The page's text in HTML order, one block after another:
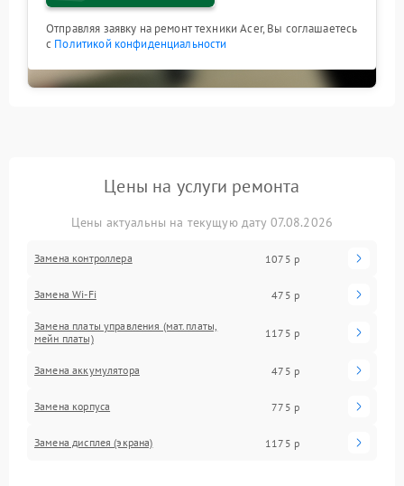
Отправляя заявку на ремонт техники Acer, Вы соглашаетесь
с Политикой конфиденциальности
Цены на услуги ремонта
Цены актуальны на текущую дату 07.08.2026
Замена контроллера 1075 р
Замена Wi-Fi 475 р
Замена платы управления (мат.платы,
мейн платы)
1175 р
Замена аккумулятора 475 р
Замена корпуса 775 р
Замена дисплея (экрана) 1175 р